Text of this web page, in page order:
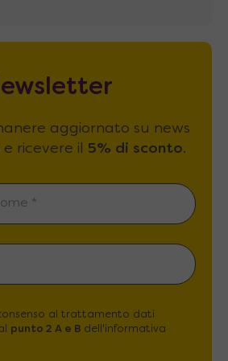
aggiornato su news
ricevere il 5% di sconto.
al trattamento dati
punto 2 A e B dell'informativa